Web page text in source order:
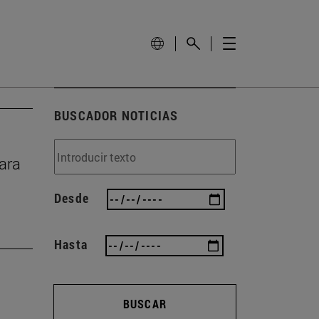
BUSCADOR NOTICIAS
Desde
Hasta
BUSCAR